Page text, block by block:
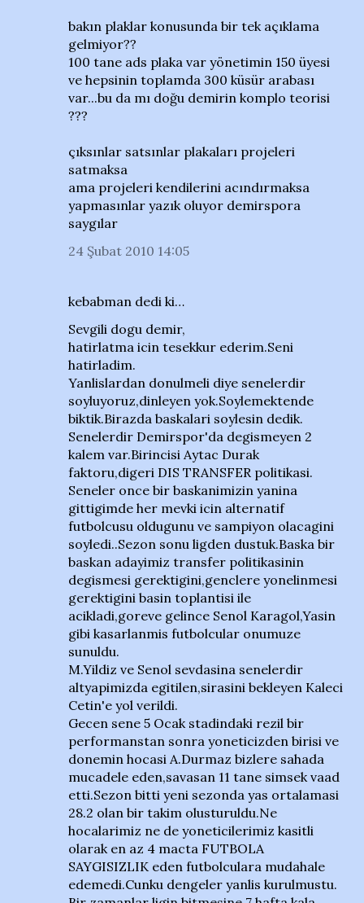
bakın plaklar konusunda bir tek açıklama
gelmiyor??
100 tane ads plaka var yönetimin 150 üyesi
ve hepsinin toplamda 300 küsür arabası
var...bu da mı doğu demirin komplo teorisi
???
çıksınlar satsınlar plakaları projeleri
satmaksa
ama projeleri kendilerini acındırmaksa
yapmasınlar yazık oluyor demirspora
saygılar
24 Şubat 2010 14:05
kebabman dedi ki…
Sevgili dogu demir,
hatirlatma icin tesekkur ederim.Seni
hatirladim.
Yanlislardan donulmeli diye senelerdir
soyluyoruz,dinleyen yok.Soylemektende
biktik.Birazda baskalari soylesin dedik.
Senelerdir Demirspor'da degismeyen 2
kalem var.Birincisi Aytac Durak
faktoru,digeri DIS TRANSFER politikasi.
Seneler once bir baskanimizin yanina
gittigimde her mevki icin alternatif
futbolcusu oldugunu ve sampiyon olacagini
soyledi..Sezon sonu ligden dustuk.Baska bir
baskan adayimiz transfer politikasinin
degismesi gerektigini,genclere yonelinmesi
gerektigini basin toplantisi ile
acikladi,goreve gelince Senol Karagol,Yasin
gibi kasarlanmis futbolcular onumuze
sunuldu.
M.Yildiz ve Senol sevdasina senelerdir
altyapimizda egitilen,sirasini bekleyen Kaleci
Cetin'e yol verildi.
Gecen sene 5 Ocak stadindaki rezil bir
performanstan sonra yoneticizden birisi ve
donemin hocasi A.Durmaz bizlere sahada
mucadele eden,savasan 11 tane simsek vaad
etti.Sezon bitti yeni sezonda yas ortalamasi
28.2 olan bir takim olusturuldu.Ne
hocalarimiz ne de yoneticilerimiz kasitli
olarak en az 4 macta FUTBOLA
SAYGISIZLIK eden futbolculara mudahale
edemedi.Cunku dengeler yanlis kurulmustu.